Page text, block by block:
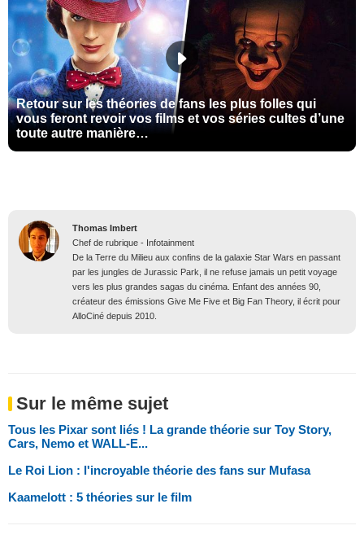
Retour sur les théories de fans les plus folles qui
vous feront revoir vos films et vos séries cultes d’une
toute autre manière…
Thomas Imbert
Chef de rubrique - Infotainment
De la Terre du Milieu aux confins de la galaxie Star Wars en passant
par les jungles de Jurassic Park, il ne refuse jamais un petit voyage
vers les plus grandes sagas du cinéma. Enfant des années 90,
créateur des émissions Give Me Five et Big Fan Theory, il écrit pour
AlloCiné depuis 2010.
Sur le même sujet
Tous les Pixar sont liés ! La grande théorie sur Toy Story,
Cars, Nemo et WALL-E...
Le Roi Lion : l'incroyable théorie des fans sur Mufasa
Kaamelott : 5 théories sur le film